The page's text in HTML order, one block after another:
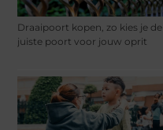
Draaipoort kopen, zo kies je de
juiste poort voor jouw oprit